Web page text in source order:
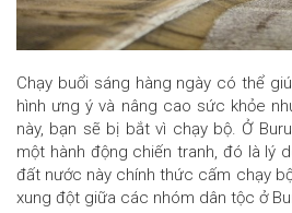
Chạy buổi sáng hàng ngày có thể
hình ưng ý và nâng cao sức khỏe
này, bạn sẽ bị bắt vì chạy bộ. Ở
một hành động chiến tranh, đó là lý
đất nước này chính thức cấm chạy
xung đột giữa các nhóm dân tộc ở